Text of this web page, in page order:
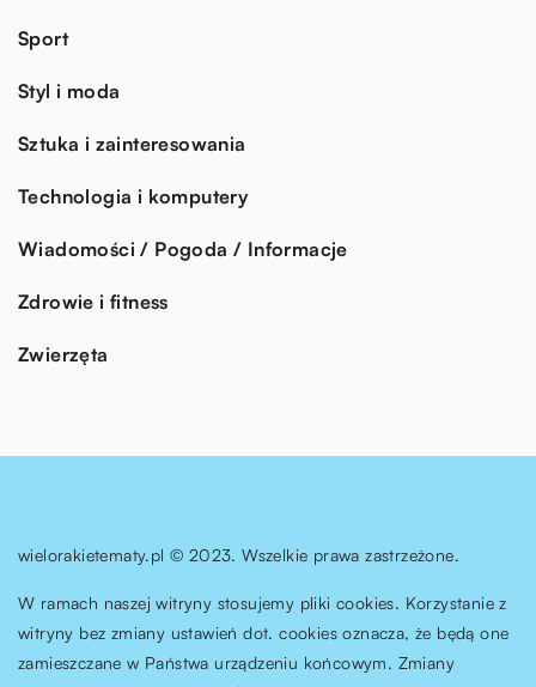
Sport
Styl i moda
Sztuka i zainteresowania
Technologia i komputery
Wiadomości / Pogoda / Informacje
Zdrowie i fitness
Zwierzęta
wielorakietematy.pl © 2023. Wszelkie prawa zastrzeżone.
W ramach naszej witryny stosujemy pliki cookies. Korzystanie z
witryny bez zmiany ustawień dot. cookies oznacza, że będą one
zamieszczane w Państwa urządzeniu końcowym. Zmiany